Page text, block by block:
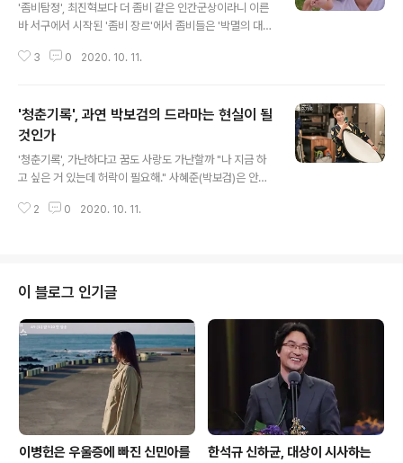
'좀비탐정', 최진혁보다 더 좀비 같은 인간군상이라니 이른
바 서구에서 시작된 '좀비 장르'에서 좀비들은 '박멸의 대
에 세상은 좀비 떼들로 가득 채워진다. 그러니 마지막 하나
다. 이미 죽었다 살아나 좀비가 되었지만 스스로는 인간이
라고 생각한다. 그래서 인간이 인간을 먹는 좀비의 본능을
억누르고 어떻게든 인간 세상에 적응하려 노력하고, 무엇
보다 자신이 왜 죽게 됐는가를 궁금해 한다. 반면 생존을 위
해 맡은 사건의뢰에서 단식원에 들어간 강고은(박선영)의
딸 김윤주(권영은)를 구해내기 위해 그 곳에 들어간 김무영
3 0 2020. 10. 11.
'청춘기록', 과연 박보검의 드라마는 현실이 될
것인가
'청춘기록', 가난하다고 꿈도 사랑도 가난할까 "나 지금 하
고 싶은 거 있는데 허락이 필요해." 사혜준(박보검)은 안정
안정하는 선선히 허락하고 두 사람은 키스를 한다. 그리고
을 담아 이렇게 말한다. "넌 뭐든 돼." tvN 월화드라마 에서
사혜준과 안정하가 나누는 이 키스신은 가슴을 몽글몽글하
게 만든다. 그런데 그 설렘과 기쁨 속에는 어딘가 슬픔 같은
것들이 느껴진다. 그건 뭐랄까 뭐 하나 제 맘대로 되는 게
없는 세상에서, 그들이 그렇기 때문에 더더욱 서로에게만
큼은 모든 ..
2 0 2020. 10. 11.
이 블로그 인기글
이병헌은 우울증에 빠진 신민아를
한석규 신하균, 대상이 시사하는